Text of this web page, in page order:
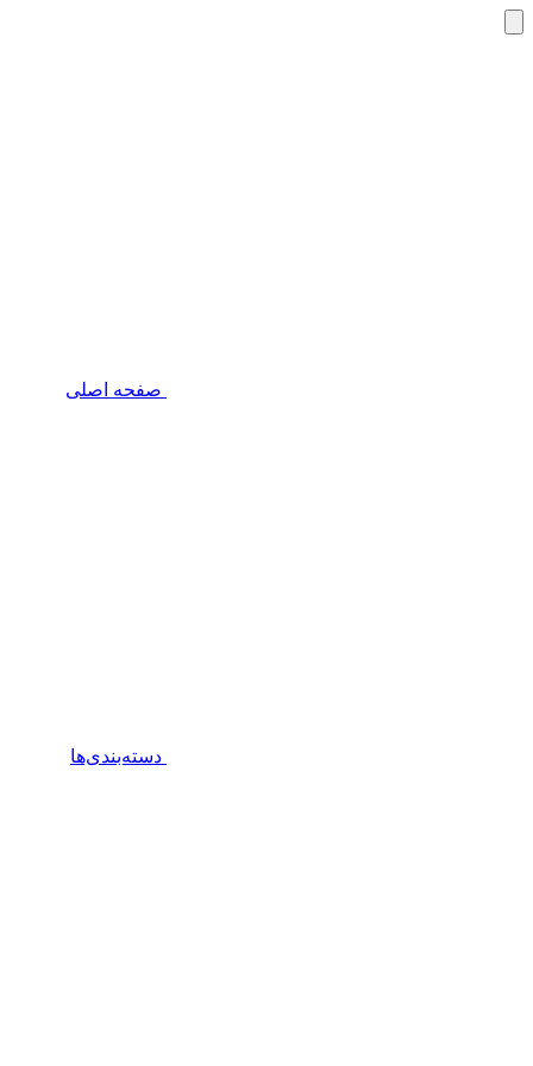
صفحه اصلی
دسته‌بندی‌ها